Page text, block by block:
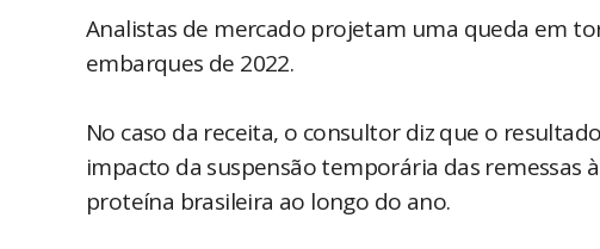
Analistas de mercado projetam uma queda em
embarques de 2022.
No caso da receita, o consultor diz que o
impacto da suspensão temporária das remessas
proteína brasileira ao longo do ano.